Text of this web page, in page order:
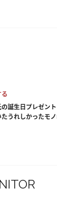
の誕生日プレゼン
たうれしかったモ